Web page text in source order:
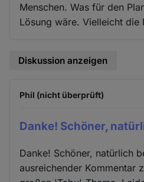
Menschen. Was für den
Lösung wäre. Vielleicht die
Diskussion anzeigen
Phil (nicht überprüft)
Danke! Schöner,
Danke! Schöner, natürlich
ausreichender Kommentar